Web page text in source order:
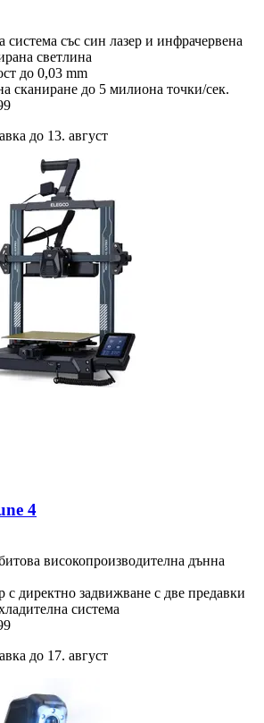
система със син лазер и инфрачервена
светлина
до 0,03 mm
сканиране до 5 милиона точки/сек.
до 13. август
4
високопроизводителна дънна
с директно задвижване с две предавки
система
до 17. август